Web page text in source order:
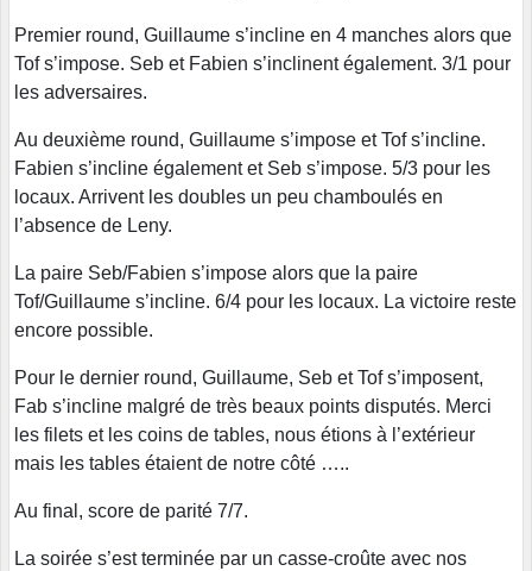
Premier round, Guillaume s’incline en 4 manches alors que
Tof s’impose. Seb et Fabien s’inclinent également. 3/1 pour
les adversaires.
Au deuxième round, Guillaume s’impose et Tof s’incline.
Fabien s’incline également et Seb s’impose. 5/3 pour les
locaux. Arrivent les doubles un peu chamboulés en
l’absence de Leny.
La paire Seb/Fabien s’impose alors que la paire
Tof/Guillaume s’incline. 6/4 pour les locaux. La victoire reste
encore possible.
Pour le dernier round, Guillaume, Seb et Tof s’imposent,
Fab s’incline malgré de très beaux points disputés. Merci
les filets et les coins de tables, nous étions à l’extérieur
mais les tables étaient de notre côté …..
Au final, score de parité 7/7.
La soirée s’est terminée par un casse-croûte avec nos